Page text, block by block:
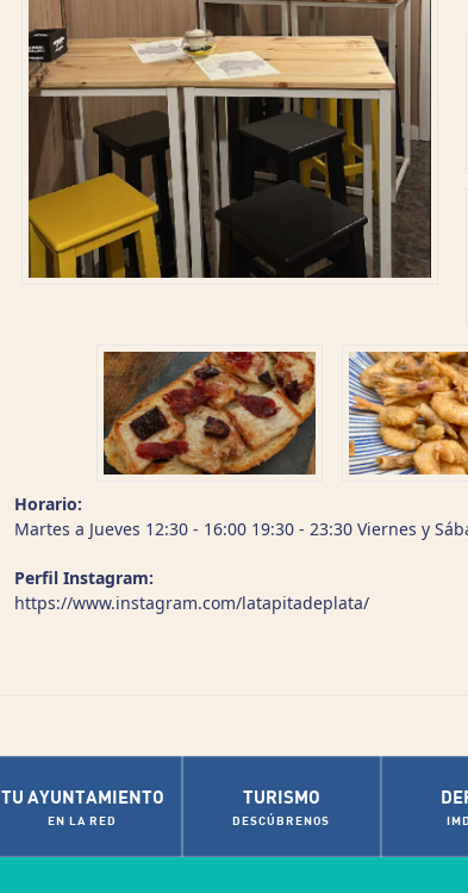
Horario:
Martes a Jueves 12:30 - 16:00 19:30 - 23:30 Viernes y
Perfil Instagram:
https://www.instagram.com/latapitadeplata/
TU AYUNTAMIENTO
EN LA RED
TURISMO
DESCÚBRENOS